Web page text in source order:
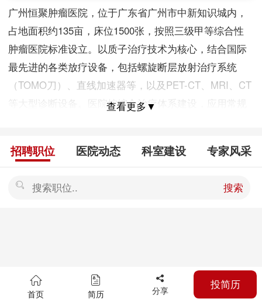
广州恒聚肿瘤医院，位于广东省广州市中新知识城内，
占地面积约135亩，床位1500张，按照三级甲等综合性
肿瘤医院标准设立。以质子治疗技术为核心，结合国际
最先进的各类放疗设备，包括螺旋断层放射治疗系统
（TOMO刀）、直线加速器等，以及PET-CT、MRI、CT
等大型诊断设备。医院按综合治疗体系建设，应用常规
水平评估患者的病情、身体状况、生理及家庭等因素，
服务，使肿瘤病人从中获益。 广州是全国最大的三个城
批相关的科研成果，引领肿瘤治疗新的方向，成为吸引
查看更多▼
招聘职位 医院动态 科室建设 专家风采
搜索
首页 简历 分享 投简历